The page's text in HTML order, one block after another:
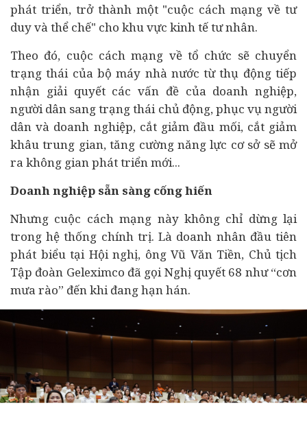
phát triển, trở thành một "cuộc cách mạng về tư
duy và thể chế" cho khu vực kinh tế tư nhân.
Theo đó, cuộc cách mạng về tổ chức sẽ chuyển
trạng thái của bộ máy nhà nước từ thụ động tiếp
nhận giải quyết các vấn đề của doanh nghiệp,
người dân sang trạng thái chủ động, phục vụ người
dân và doanh nghiệp, cắt giảm đầu mối, cắt giảm
khâu trung gian, tăng cường năng lực cơ sở sẽ mở
ra không gian phát triển mới...
Doanh nghiệp sẵn sàng cống hiến
Nhưng cuộc cách mạng này không chỉ dừng lại
trong hệ thống chính trị. Là doanh nhân đầu tiên
phát biểu tại Hội nghị, ông Vũ Văn Tiền, Chủ tịch
Tập đoàn Geleximco đã gọi Nghị quyết 68 như “cơn
mưa rào” đến khi đang hạn hán.